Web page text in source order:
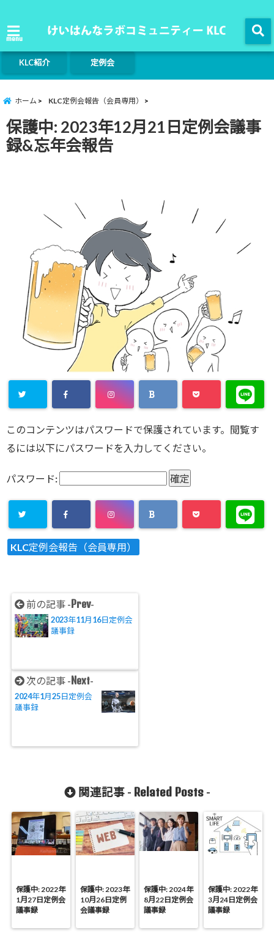
menu
KLC紹介 定例会
ホーム KLC定例会報告（会員専用）
保護中: 2023年12月21日定例会議事
録&忘年会報告
このコンテンツはパスワードで保護されています。閲覧す
るには以下にパスワードを入力してください。
パスワード:
KLC定例会報告（会員専用）
前の記事 -Prev-
2023年11月16日定例会
議事録
次の記事 -Next-
2024年1月25日定例会
議事録
関連記事 - Related Posts-
保護中: 2022年
1月27日定例会
議事録
保護中: 2023年
10月26日定例
会議事録
保護中: 2024年
8月22日定例会
議事録
保護中: 2022年
3月24日定例会
議事録